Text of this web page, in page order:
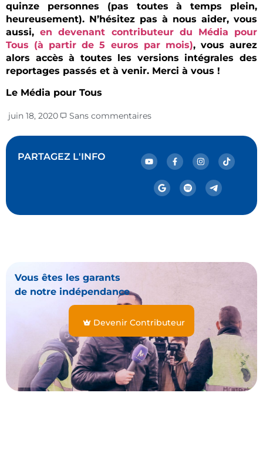
quinze personnes (pas toutes à temps plein,
heureusement). N’hésitez pas à nous aider, vous
aussi,en devenant contributeur du Média pour
Tous (à partir de 5 euros par mois), vous aurez
alors accès à toutes les versions intégrales des
reportages passés et à venir. Merci à vous !
Le Média pour Tous
juin 18, 2020 Sans commentaires
PARTAGEZ L'INFO
Vous êtes les garants
de notre indépendance
Devenir Contributeur